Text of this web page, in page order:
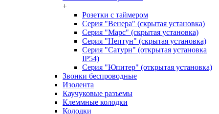
+
Розетки с таймером
Серия "Венера" (скрытая установка)
Серия "Марс" (скрытая установка)
Серия "Нептун" (скрытая установка)
Серия "Сатурн" (открытая установка
IP54)
Серия "Юпитер" (открытая установка)
Звонки беспроводные
Изолента
Каучуковые разъемы
Клеммные колодки
Колодки